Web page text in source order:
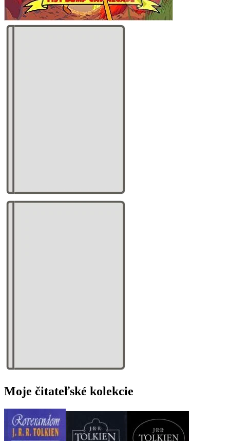
Moje čitateľské kolekcie